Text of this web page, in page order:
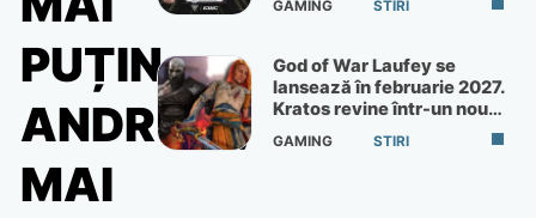
PUȚIN
ANDROID,
MAI
GAMING STIRI
God of War Laufey se
lansează în februarie 2027.
Kratos revine într-un nou
God of War
GAMING STIRI